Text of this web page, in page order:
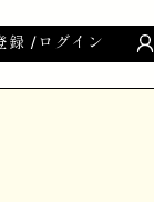
録 /ログイン